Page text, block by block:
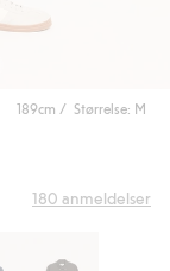
189cm / Størrelse: M
180 anmeldelser